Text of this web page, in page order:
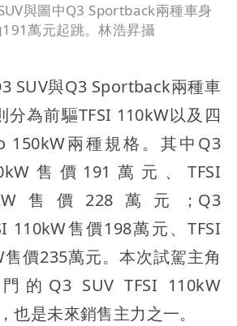
與圖中Q3 Sportback兩種車身
萬元起跳。林浩昇攝
SUV與Q3 Sportback兩種車
分為前驅TFSI 110kW以及四
150kW兩種規格。其中Q3
售價191萬元、TFSI
售價228萬元；Q3
110kW售價198萬元、TFSI
價235萬元。本次試駕主角
的Q3 SUV TFSI 110kW
也是未來銷售主力之一。